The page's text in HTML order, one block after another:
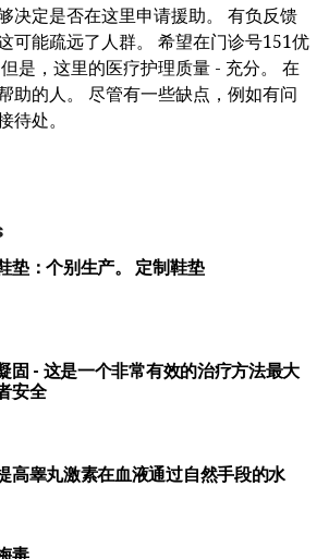
决定是否在这里申请援助。 有负反馈
可能疏远了人群。 希望在门诊号151优
是，这里的医疗护理质量 - 充分。 在
助的人。 尽管有一些缺点，例如有问
待处。
垫：个别生产。 定制鞋垫
固 - 这是一个非常有效的治疗方法最大
安全
高睾丸激素在血液通过自然手段的水